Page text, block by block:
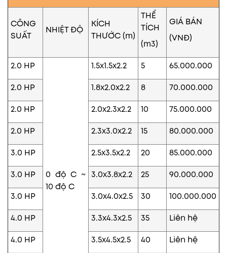
CÔNG
SUẤT
NHIỆT ĐỘ
KÍCH
THƯỚC (m)
THỂ
TÍCH
(m3)
GIÁ BÁN
(VNĐ)
2.0 HP
0 độ C ~
10 độ C
1.5x1.5x2.2 5 65.000.000
2.0 HP 1.8x2.0x2.2 8 70.000.000
2.0 HP 2.0x2.3x2.2 10 75.000.000
2.0 HP 2.3x3.0x2.2 15 80.000.000
3.0 HP 2.5x3.5x2.2 20 85.000.000
3.0 HP 3.0x3.8x2.2 25 90.000.000
3.0 HP 3.0x4.0x2.5 30 100.000.000
4.0 HP 3.3x4.3x2.5 35 Liên hệ
4.0 HP 3.5x4.5x2.5 40 Liên hệ